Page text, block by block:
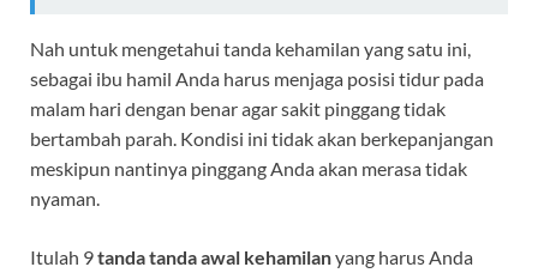
Nah untuk mengetahui tanda kehamilan yang satu ini,
sebagai ibu hamil Anda harus menjaga posisi tidur pada
malam hari dengan benar agar sakit pinggang tidak
bertambah parah. Kondisi ini tidak akan berkepanjangan
meskipun nantinya pinggang Anda akan merasa tidak
nyaman.
Itulah 9tanda tanda awal kehamilanyang harus Anda